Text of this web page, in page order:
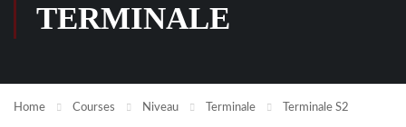
TERMINALE
Home Courses Niveau Terminale Terminale S2